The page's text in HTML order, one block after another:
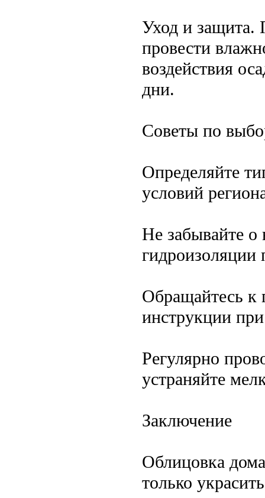
Уход и защита.
провести
воздействия
дни.
Советы по
Определяйте
условий
Не забывайте о
гидроизоляции
Обращайтесь к
инструкции
Регулярно
устраняйте
Заключение
Облицовка
только